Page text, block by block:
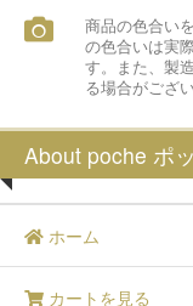
商品の色合い
の色合いは実
す。また、製
る場合がござい
About poche ポ
ホーム
カートを見る